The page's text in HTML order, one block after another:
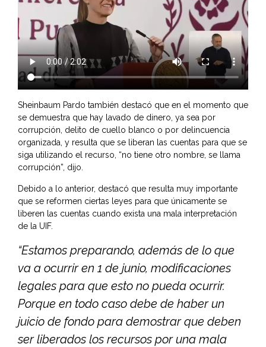
Sheinbaum Pardo también destacó que en el momento que
se demuestra que hay lavado de dinero, ya sea por
corrupción, delito de cuello blanco o por delincuencia
organizada, y resulta que se liberan las cuentas para que se
siga utilizando el recurso, “no tiene otro nombre, se llama
corrupción”, dijo.
Debido a lo anterior, destacó que resulta muy importante
que se reformen ciertas leyes para que únicamente se
liberen las cuentas cuando exista una mala interpretación
de la UIF.
“Estamos preparando, además de lo que
va a ocurrir en 1 de junio, modificaciones
legales para que esto no pueda ocurrir.
Porque en todo caso debe de haber un
juicio de fondo para demostrar que deben
ser liberados los recursos por una mala